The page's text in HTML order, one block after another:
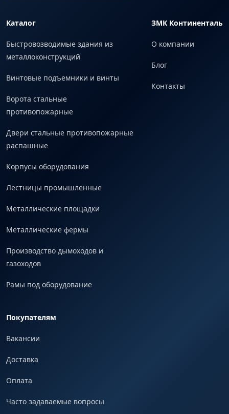
Каталог
Быстровозводимые здания из
металлоконструкций
Винтовые подъемники и винты
Ворота стальные
противопожарные
Двери стальные противопожарные
распашные
Корпусы оборудования
Лестницы промышленные
Металлические площадки
Металлические фермы
Производство дымоходов и
газоходов
Рамы под оборудование
ЗМК Континенталь
О компании
Блог
Контакты
Покупателям
Вакансии
Доставка
Оплата
Часто задаваемые вопросы